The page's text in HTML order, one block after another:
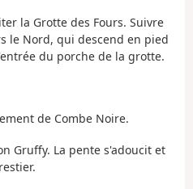
la Grotte des Fours. Suivre
le Nord, qui descend en pied
du porche de la grotte.
de Combe Noire.
Gruffy. La pente s'adoucit et